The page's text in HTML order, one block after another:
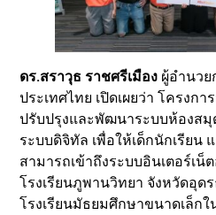
ดร.สราวุธ ราชศรีเมือง ผู้อำนว
ประเทศไทย เปิดเผยว่า โครงก
ปรับปรุงและพัฒนาระบบห้องสมุ
ระบบดิจิทัล เพื่อให้เด็กนักเรียน
สามารถเข้าถึงระบบอินเตอร์เน็
โรงเรียนภูพานวิทยา จังหวัดอุด
โรงเรียนมัธยมศึกษาขนาดเล็ก